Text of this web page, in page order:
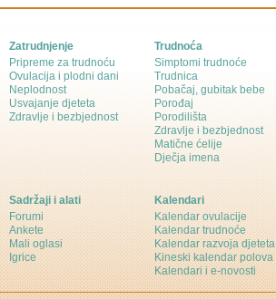
Zatrudnjenje
Pripreme za trudnoću
Ovulacija i plodni dani
Neplodnost
Usvajanje djeteta
Zdravlje i bezbjednost
Trudnoća
Simptomi trudnoće
Trudnica
Pobačaj, gubitak bebe
Porođaj
Porodilišta
Zdravlje i bezbjednost
Matične ćelije
Dječja imena
Sadržaji i alati
Forumi
Ankete
Mali oglasi
Igrice
Kalendari
Kalendar ovulacije
Kalendar trudnoće
Kalendar razvoja djeteta
Kineski kalendar polova
Kalendari i e-novosti